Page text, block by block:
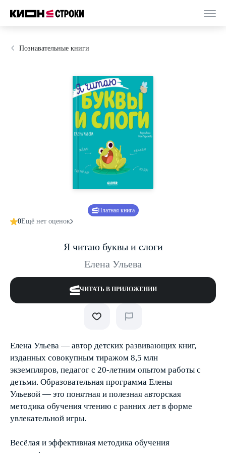
Познавательные книги
Платная книга
0Ещё нет оценок
Я читаю буквы и слоги
Елена Ульева
ЧИТАТЬ В ПРИЛОЖЕНИИ
Елена Ульева — автор детских развивающих книг,
изданных совокупным тиражом 8,5 млн
экземпляров, педагог с 20-летним опытом работы с
детьми. Образовательная программа Елены
Ульевой — это понятная и полезная авторская
методика обучения чтению с ранних лет в форме
увлекательной игры.
Весёлая и эффективная методика обучения